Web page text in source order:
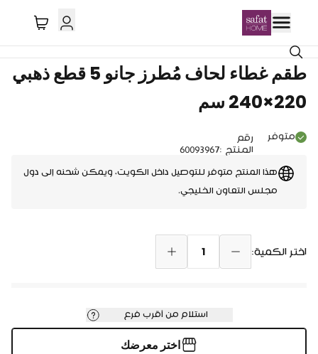
توصيل دول الخليج
طقم غطاء لحاف مُطرز جانو 5 قطع ذهبي
220×240 سم
متوفر
رقم
المنتج :
60093967
هذا المنتج متوفر للتوصيل داخل الكويت، ويمكن شحنه إلى دول
مجلس التعاون الخليجي.
اختر الكمية: 1
استلام من أقرب فرع
اختر معرضك